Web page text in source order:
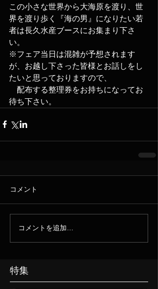
この小さな世界から大海原を渡り、世
界を渡り歩く『海の男』になりたい若
者は長久水産ブースにお集まり下さ
い。
※フェア当日は混雑が予想されます
が、お越し下さった皆様とお話しをし
たいと思っておりますので、
配布する整理券をお持ちになってお
待ち下さい。
コメント
コメントを追加…
特集